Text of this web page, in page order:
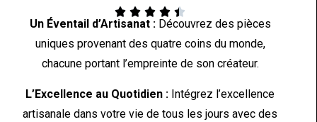
    
Un Éventail d’Artisanat :Découvrez des pièces
uniques provenant des quatre coins du monde,
chacune portant l’empreinte de son créateur.
L’Excellence au Quotidien : Intégrez l’excellence
artisanale dans votre vie de tous les jours avec des